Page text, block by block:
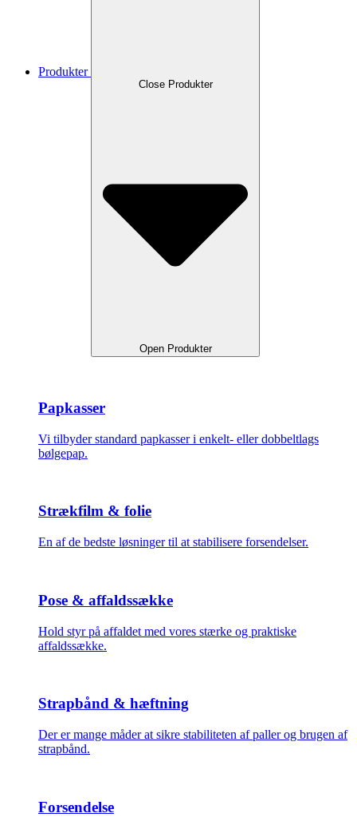
Produkter
Close Produkter
Open Produkter
Papkasser
Vi tilbyder standard papkasser i enkelt- eller dobbeltlags
bølgepap.
Strækfilm & folie
En af de bedste løsninger til at stabilisere forsendelser.
Pose & affaldssække
Hold styr på affaldet med vores stærke og praktiske
affaldssække.
Strapbånd & hæftning
Der er mange måder at sikre stabiliteten af paller og brugen af
strapbånd.
Forsendelse